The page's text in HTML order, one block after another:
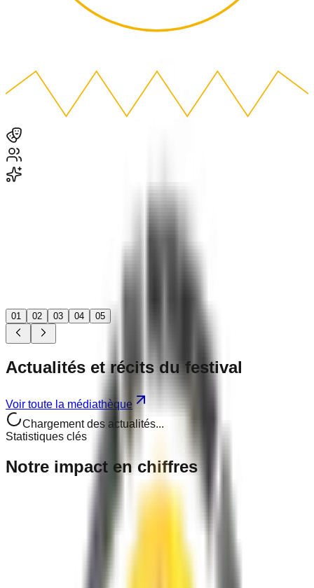
01 02 03 04 05
Actualités et récits du festival
Voir toute la médiathèque
Chargement des actualités...
Statistiques clés
Notre impact en chiffres